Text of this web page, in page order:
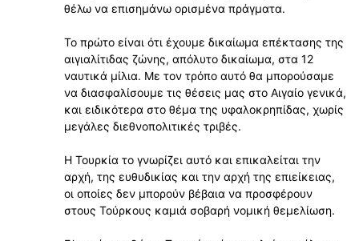
θέλω να επισημάνω ορισμένα πράγματα.
Το πρώτο είναι ότι έχουμε δικαίωμα επέκτασης της
αιγιαλίτιδας ζώνης, απόλυτο δικαίωμα, στα 12
ναυτικά μίλια. Με τον τρόπο αυτό θα μπορούσαμε
να διασφαλίσουμε τις θέσεις μας στο Αιγαίο γενικά,
και ειδικότερα στο θέμα της υφαλοκρηπίδας, χωρίς
μεγάλες διεθνοπολιτικές τριβές.
Η Τουρκία το γνωρίζει αυτό και επικαλείται την
αρχή, της ευθυδικίας και την αρχή της επιείκειας,
οι οποίες δεν μπορούν βέβαια να προσφέρουν
στους Τούρκους καμιά σοβαρή νομική θεμελίωση.